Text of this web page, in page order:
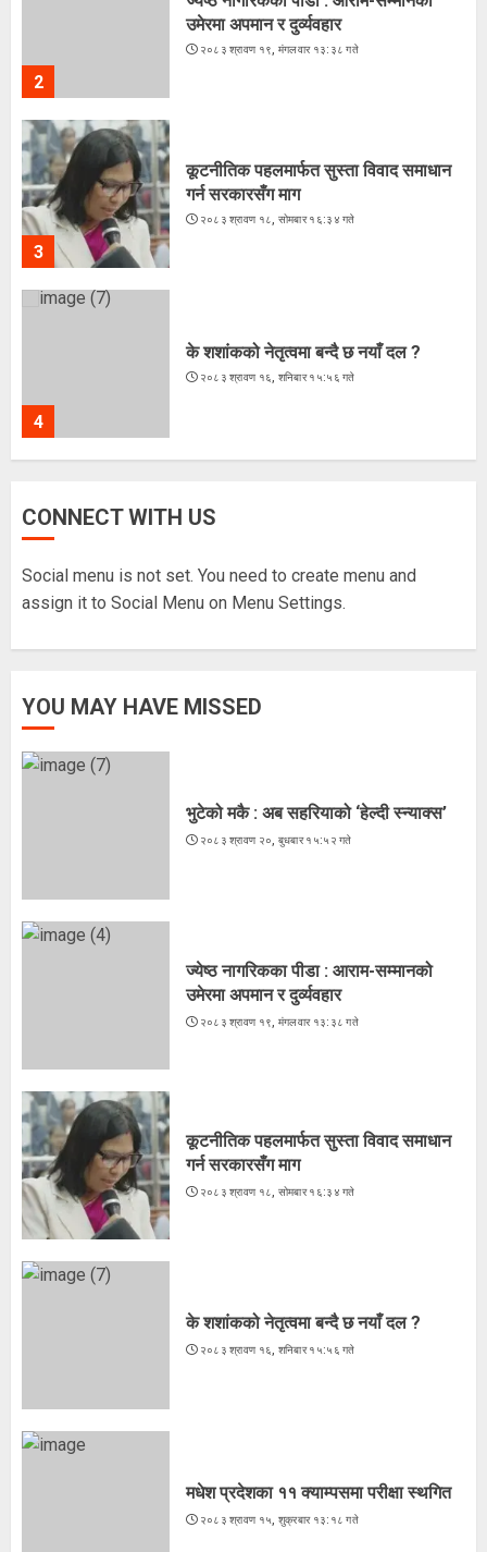
2
उमेरमा अपमान र दुर्व्यवहार
२०८३ श्रावण १९, मंगलवार १३:३८ गते
3
कूटनीतिक पहलमार्फत सुस्ता विवाद समाधान
गर्न सरकारसँग माग
२०८३ श्रावण १८, सोमबार १६:३४ गते
4
के शशांकको नेतृत्वमा बन्दै छ नयाँ दल ?
२०८३ श्रावण १६, शनिबार १५:५६ गते
मधेश प्रदेशका ११ क्याम्पसमा परीक्षा स्थगित
1
२०८३ श्रावण २०, बुधबार १५:५२ गते
2
ज्येष्ठ नागरिकका पीडा : आराम-सम्मानको
3
कूटनीतिक पहलमार्फत सुस्ता विवाद समाधान
CONNECT WITH US
Social menu is not set. You need to create menu and
assign it to Social Menu on Menu Settings.
YOU MAY HAVE MISSED
भुटेको मकै : अब सहरियाको ‘हेल्दी स्न्याक्स’
२०८३ श्रावण २०, बुधबार १५:५२ गते
ज्येष्ठ नागरिकका पीडा : आराम-सम्मानको
उमेरमा अपमान र दुर्व्यवहार
२०८३ श्रावण १९, मंगलवार १३:३८ गते
कूटनीतिक पहलमार्फत सुस्ता विवाद समाधान
गर्न सरकारसँग माग
२०८३ श्रावण १८, सोमबार १६:३४ गते
के शशांकको नेतृत्वमा बन्दै छ नयाँ दल ?
२०८३ श्रावण १६, शनिबार १५:५६ गते
मधेश प्रदेशका ११ क्याम्पसमा परीक्षा स्थगित
२०८३ श्रावण १५, शुक्रबार १३:१८ गते